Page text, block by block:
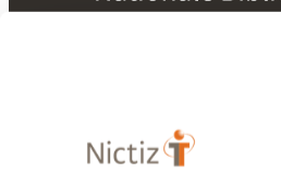
Bibliotheek
Releasekalender